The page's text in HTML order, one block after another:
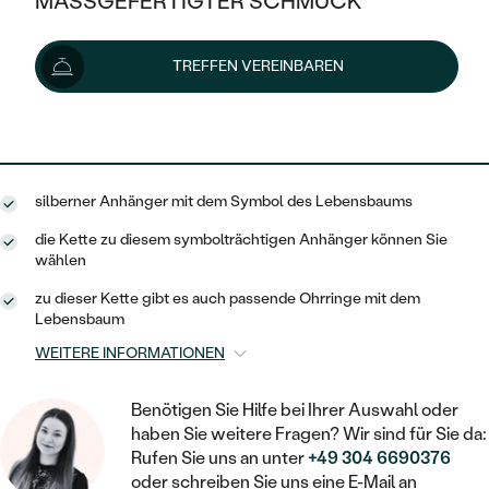
KLASSISCH
V-FORM
VINTAGE
AUSSERGEWÖHNLICHE
VON HAND GRAVIERTE
MIT MEHREREN DIAMANTEN
HALO
VINTAGE
IM SET
AUSSERGEWÖHNLICH
GESTALTE EINEN RING
WÄHLE EINEN RING
DIAMANTEN ZUM EINFASSEN
AUSVERKAUF
WENN SCHMUCK HILFT
NACH TYP
OHRRINGE
RINGE
ANHÄNGER / KETTEN
ARMBÄNDER
SCHMUCKSET
HERRENSCHMUCK
PLATIN
OHRSTECKER
CREOLEN
MINIMALISTISCHE
OHRHÄNGER
HERZ
GOLD
SILBER
SOLITÄR
ZUR GEBURT EINES KINDES
PERSONALISIERT
MIT STERNZEICHEN
MINIMALISTISCH
AUSVERKAUF
GOLD
PLATIN
MINIMALISTISCHE
TREFFEN VEREINBAREN
39 €52 € -25 %
Lieferoptionen
silberner Anhänger mit dem Symbol des Lebensbaums
die Kette zu diesem symbolträchtigen Anhänger können Sie
wählen
zu dieser Kette gibt es auch passende Ohrringe mit dem
Lebensbaum
WEITERE INFORMATIONEN
Benötigen Sie Hilfe bei Ihrer Auswahl oder
haben Sie weitere Fragen? Wir sind für Sie da:
Rufen Sie uns an unter+49 304 6690376
oder schreiben Sie uns eine E-Mail an